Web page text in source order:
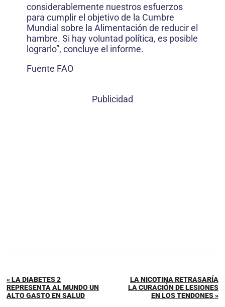
considerablemente nuestros esfuerzos
para cumplir el objetivo de la Cumbre
Mundial sobre la Alimentación de reducir el
hambre. Si hay voluntad política, es posible
lograrlo”, concluye el informe.
Fuente FAO
Publicidad
« LA DIABETES 2
REPRESENTA AL MUNDO UN
ALTO GASTO EN SALUD
LA NICOTINA RETRASARÍA
LA CURACIÓN DE LESIONES
EN LOS TENDONES »